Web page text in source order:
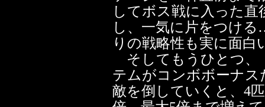
してボス戦に入った
し、一気に片をつけ
りの戦略性も実に面白
そしてもうひとつ、
テムがコンボボーナ
敵を倒していくと、4